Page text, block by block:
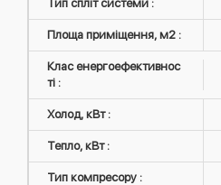
Тип спліт системи :
Площа приміщення, м2 :
Клас енергоефективнос
ті :
Холод, кВт :
Тепло, кВт :
Тип компресору :